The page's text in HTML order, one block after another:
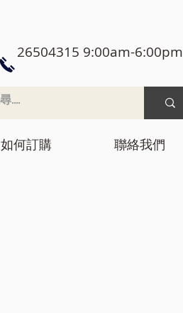
26504315 9:00am-6:00pm
如何訂購 聯絡我們